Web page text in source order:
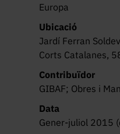
Europa
Ubicació
Jardí Ferran
Corts Catalanes,
Contribuïdor
GIBAF; Obres i
Data
Gener-juliol 2015